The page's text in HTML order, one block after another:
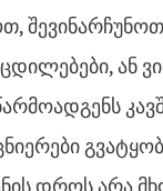
ან
დროს არა